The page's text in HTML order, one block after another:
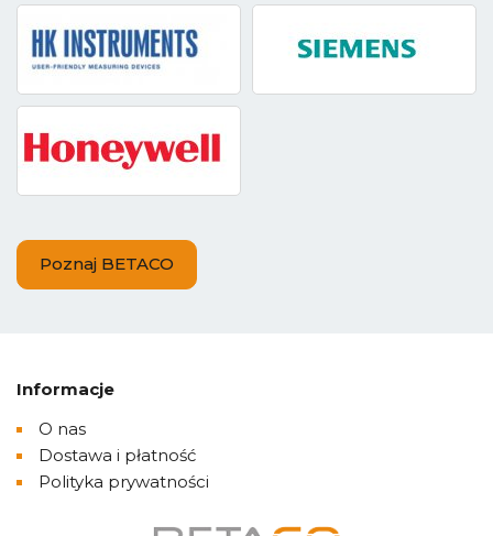
Poznaj BETACO
Informacje
O nas
Dostawa i płatność
Polityka prywatności